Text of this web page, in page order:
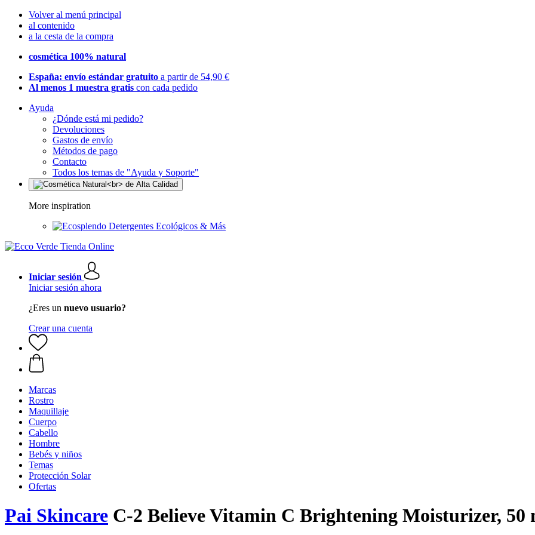
Volver al menú principal
al contenido
a la cesta de la compra
cosmética 100% natural
España: envío estándar gratuito a partir de 54,90 €
Al menos 1 muestra gratis con cada pedido
Ayuda
¿Dónde está mi pedido?
Devoluciones
Gastos de envío
Métodos de pago
Contacto
Todos los temas de "Ayuda y Soporte"
More inspiration
Detergentes Ecológicos & Más
Iniciar sesión
Iniciar sesión ahora
¿Eres un nuevo usuario?
Crear una cuenta
Marcas
Rostro
Maquillaje
Cuerpo
Cabello
Hombre
Bebés y niños
Temas
Protección Solar
Ofertas
Pai Skincare C-2 Believe Vitamin C Brightening Moisturizer, 50